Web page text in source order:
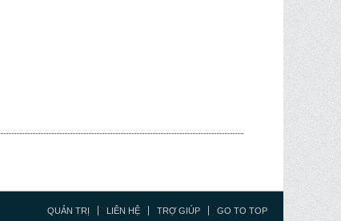
QUẢN TRỊ LIÊN HỆ TRỢ GIÚP GO TO TOP